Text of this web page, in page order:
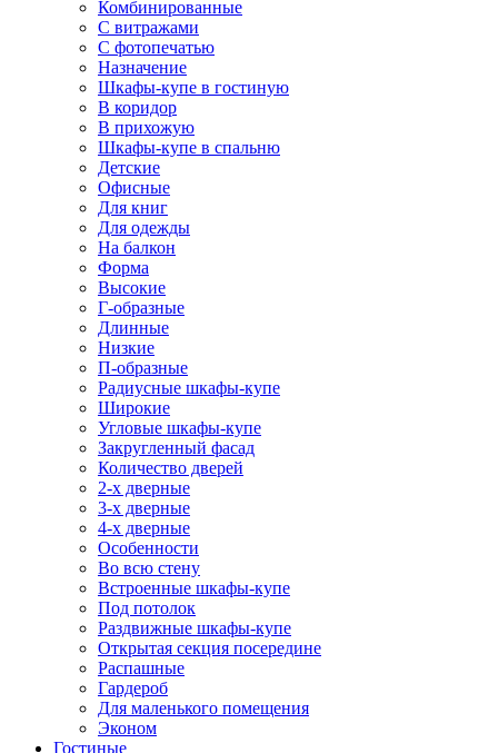
Комбинированные
С витражами
С фотопечатью
Назначение
Шкафы-купе в гостиную
В коридор
В прихожую
Шкафы-купе в спальню
Детские
Офисные
Для книг
Для одежды
На балкон
Форма
Высокие
Г-образные
Длинные
Низкие
П-образные
Радиусные шкафы-купе
Широкие
Угловые шкафы-купе
Закругленный фасад
Количество дверей
2-х дверные
3-х дверные
4-х дверные
Особенности
Во всю стену
Встроенные шкафы-купе
Под потолок
Раздвижные шкафы-купе
Открытая секция посередине
Распашные
Гардероб
Для маленького помещения
Эконом
Гостиные